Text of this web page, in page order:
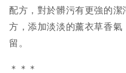
配方，對於髒污有更強的
方，添加淡淡的薰衣草香
留。
＊＊＊